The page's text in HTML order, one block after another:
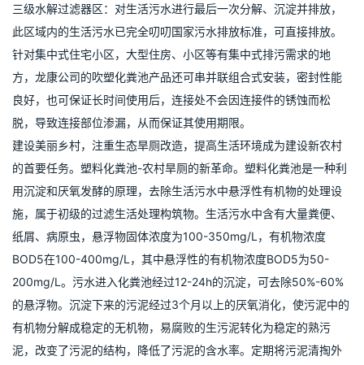
三级水解过滤器区：对生活污水进行最后一次分解、沉淀并排放，
此区域内的生活污水已完全叨叨国家污水排放标准，可直接排放。
针对集中式住宅小区，大型住房、小区等有集中式排污需求的地
方，龙康公司的吹塑化粪池产品还可串并联组合式安装，密封性能
良好，也可保证长时间使用后，连接处不会因连接件的锈蚀而松
脱，导致连接部位渗漏，从而保证其使用期限。
建设美丽乡村，注重生态旱厕改造，提高生活环境成为建设新农村
的首要任务。塑料化粪池-农村旱厕的新革命。塑料化粪池是一种利
用沉淀和厌氧发酵的原理，去除生活污水中悬浮性有机物的处理设
施，属于初级的过滤生活处理构筑物。生活污水中含有大量粪便、
纸屑、病原虫，悬浮物固体浓度为100-350mg/L，有机物浓度
BOD5在100-400mg/L，其中悬浮性的有机物浓度BOD5为50-
200mg/L。污水进入化粪池经过12-24h的沉淀，可去除50%-60%
的悬浮物。沉淀下来的污泥经过3个月以上的厌氧消化，使污泥中的
有机物分解成稳定的无机物，易腐败的生污泥转化为稳定的熟污
泥，改变了污泥的结构，降低了污泥的含水率。定期将污泥清掏外